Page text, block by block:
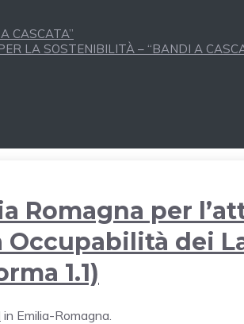
CASCATA”
LA SOSTENIBILITÀ – “BANDI A
Romagna per
Occupabilità dei
1.1)
in Emilia-Romagna.